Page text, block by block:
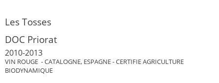
Les Tosses
DOC Priorat
2010-2013
VIN ROUGE - CATALOGNE, ESPAGNE - CERTIFIE AGRICULTURE
BIODYNAMIQUE